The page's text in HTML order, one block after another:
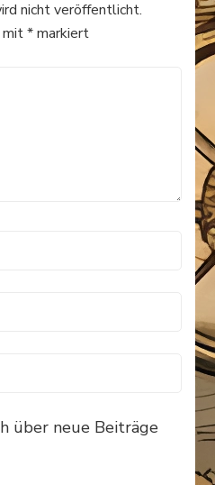
nicht veröffentlicht.
mit*markiert
über neue Beiträge